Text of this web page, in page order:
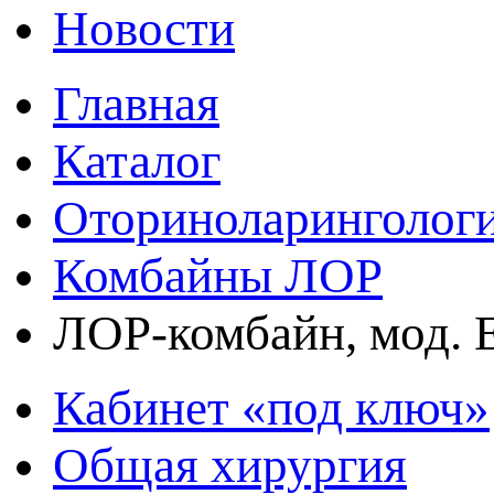
Новости
Главная
Каталог
Комбайны ЛОР
ЛОР-комбайн, мод.
Кабинет «под ключ»
Общая хирургия